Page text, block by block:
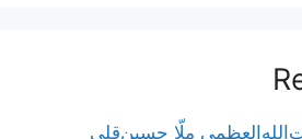
ملّا حسین‌قلی